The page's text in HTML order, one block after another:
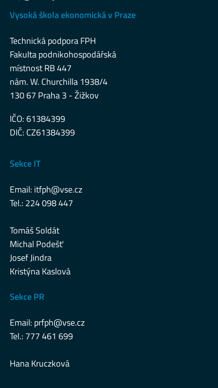
Vysoká škola ekonomická v Praze
Technická podpora FPH
Fakulta podnikohospodářská
místnost RB 447
nám. W. Churchilla 1938/4
130 67 Praha 3 - Žižkov
IČO: 61384399
DIČ: CZ61384399
Sekce IT
Email: itfph@vse.cz
Tel.: 224 098 447
Tomáš Soldát
Michal Podešť
Josef Jindra
Kristýna Kaslová
Sekce PR
Email: prfph@vse.cz
Tel.: 777 461 699
Hana Kruczková